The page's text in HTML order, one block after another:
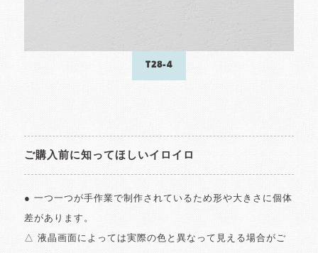
T28-4
ご購入前に知ってほしいイロイロ
● 一つ一つが手作業で制作されているため形や大きさに個体
差があります。
△ 液晶画面によっては実際の色と異なって見える場合がご